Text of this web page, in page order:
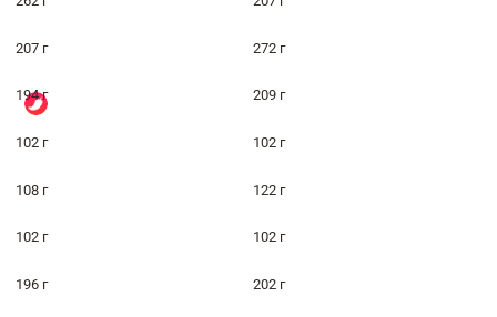
207 г 272 г
194 г 209 г
102 г 102 г
108 г 122 г
102 г 102 г
196 г 202 г